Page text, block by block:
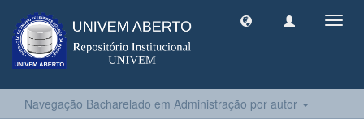
Navegação Bacharelado em Administração por autor